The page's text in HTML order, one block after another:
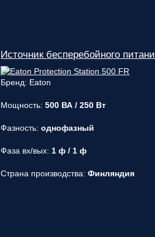
Источник бесперебойного
Бренд: Eaton
Мощность:500 ВА / 250 Вт
Фазность:однофазный
Фаза вх/вых: 1 ф / 1 ф
Страна производства:Финляндия